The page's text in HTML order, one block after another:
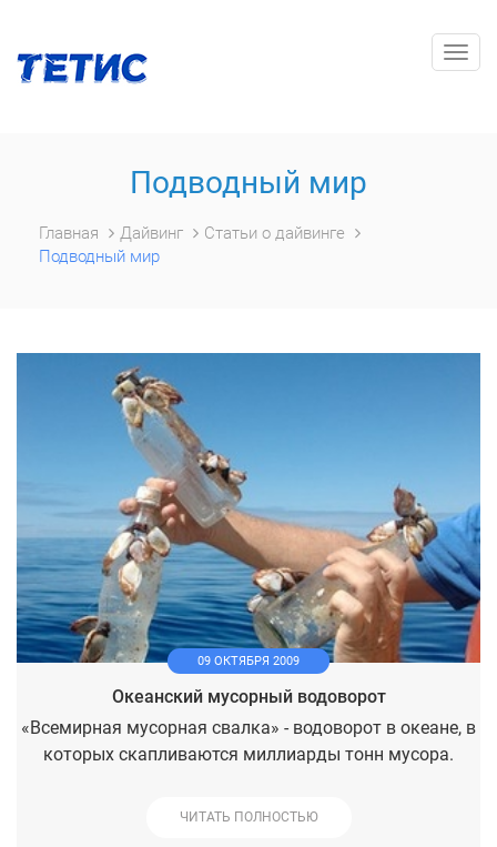
Подводный мир
Главная Дайвинг
Статьи о дайвинге
Подводный мир
09 ОКТЯБРЯ 2009
Океанский мусорный водоворот
«Всемирная мусорная свалка» - водоворот в океане, в
которых скапливаются миллиарды тонн мусора.
ЧИТАТЬ ПОЛНОСТЬЮ